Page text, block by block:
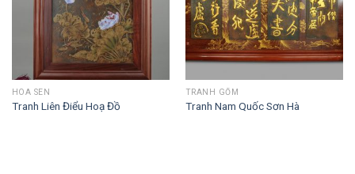
HOA SEN
Tranh Liên Điểu Hoạ Đồ
TRANH GỐM
Tranh Nam Quốc Sơn Hà